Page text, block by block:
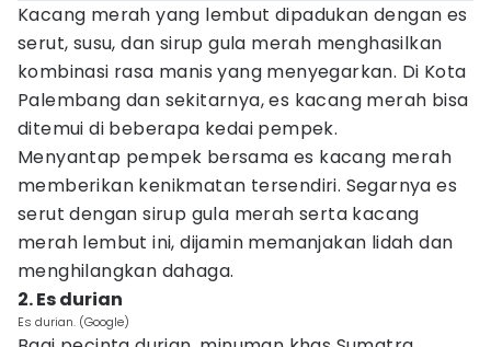
Kacang merah yang lembut dipadukan dengan es
serut, susu, dan sirup gula merah menghasilkan
kombinasi rasa manis yang menyegarkan. Di Kota
Palembang dan sekitarnya, es kacang merah bisa
ditemui di beberapa kedai pempek.
Menyantap pempek bersama es kacang merah
memberikan kenikmatan tersendiri. Segarnya es
serut dengan sirup gula merah serta kacang
merah lembut ini, dijamin memanjakan lidah dan
menghilangkan dahaga.
2. Es durian
Es durian. (Google)